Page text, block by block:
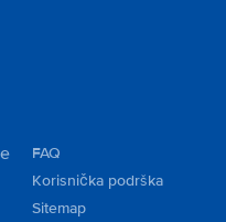
FAQ
Korisnička podrška
Sitemap